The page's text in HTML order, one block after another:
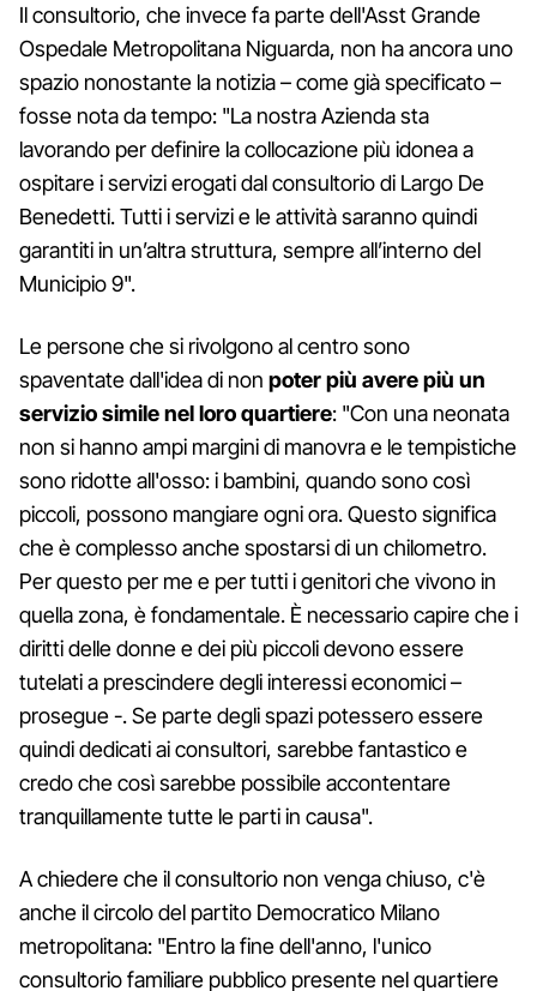
Il consultorio, che invece fa parte dell'Asst Grande
Ospedale Metropolitana Niguarda, non ha ancora uno
spazio nonostante la notizia – come già specificato –
fosse nota da tempo: "La nostra Azienda sta
lavorando per definire la collocazione più idonea a
ospitare i servizi erogati dal consultorio di Largo De
Benedetti. Tutti i servizi e le attività saranno quindi
garantiti in un’altra struttura, sempre all’interno del
Municipio 9".
Le persone che si rivolgono al centro sono
spaventate dall'idea di non poter più avere più un
servizio simile nel loro quartiere: "Con una neonata
non si hanno ampi margini di manovra e le tempistiche
sono ridotte all'osso: i bambini, quando sono così
piccoli, possono mangiare ogni ora. Questo significa
che è complesso anche spostarsi di un chilometro.
Per questo per me e per tutti i genitori che vivono in
quella zona, è fondamentale. È necessario capire che i
diritti delle donne e dei più piccoli devono essere
tutelati a prescindere degli interessi economici –
prosegue -. Se parte degli spazi potessero essere
quindi dedicati ai consultori, sarebbe fantastico e
credo che così sarebbe possibile accontentare
tranquillamente tutte le parti in causa".
A chiedere che il consultorio non venga chiuso, c'è
anche il circolo del partito Democratico Milano
metropolitana: "Entro la fine dell'anno, l'unico
consultorio familiare pubblico presente nel quartiere